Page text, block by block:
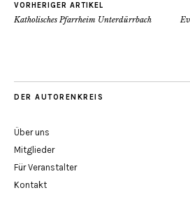
VORHERIGER ARTIKEL
Katholisches Pfarrheim Unterdürrbach
DER AUTORENKREIS
Über uns
Mitglieder
Für Veranstalter
Kontakt